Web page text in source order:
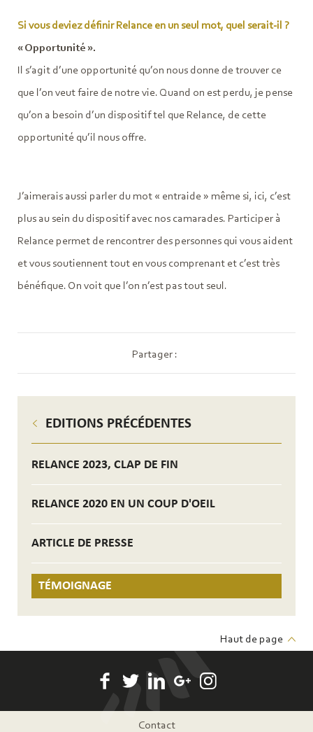
EDITIONS PRÉCÉDENTES
RELANCE 2023, CLAP DE FIN
RELANCE 2020 EN UN COUP D'OEIL
ARTICLE DE PRESSE
TÉMOIGNAGE
Si vous deviez définir Relance en un seul mot, quel serait-il ?
« Opportunité ».
Il s’agit d’une opportunité qu’on nous donne de trouver ce
que l’on veut faire de notre vie. Quand on est perdu, je pense
qu’on a besoin d’un dispositif tel que Relance, de cette
opportunité qu’il nous offre.
J’aimerais aussi parler du mot « entraide » même si, ici, c’est
plus au sein du dispositif avec nos camarades. Participer à
Relance permet de rencontrer des personnes qui vous aident
et vous soutiennent tout en vous comprenant et c’est très
bénéfique. On voit que l’on n’est pas tout seul.
Partager :
Haut de page
Contact